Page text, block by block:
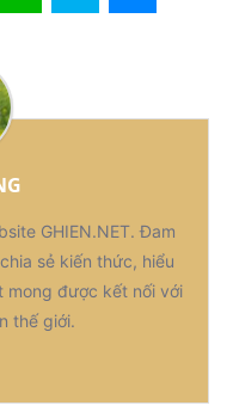
GHIEN.NET. Đam
sẻ kiến thức, hiểu
mong được kết nối với
thế giới.